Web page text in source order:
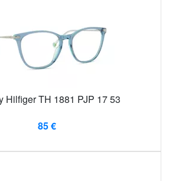
Hilfiger TH 1881 PJP 17 53
85 €